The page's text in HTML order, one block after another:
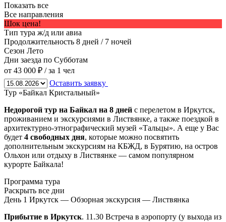
Показать все
Все направления
Шок цена!
Тип тура ж/д или авиа
Продолжительность 8 дней / 7 ночей
Сезон Лето
Дни заезда по Субботам
от 43 000 ₽ / за 1 чел
Оставить заявку
Тур «Байкал Кристальный»
Недорогой тур на Байкал на 8 дней с перелетом в Иркутск,
проживанием и экскурсиями в Листвянке, а также поездкой в
архитектурно-этнографический музей «Тальцы». А еще у Вас
будет 4 свободных дня, которые можно посвятить
дополнительным экскурсиям на КБЖД, в Бурятию, на остров
Ольхон или отдыху в Листвянке — самом популярном
курорте Байкала!
Программа тура
Раскрыть все дни
День 1 Иркутск — Обзорная экскурсия — Листвянка
Прибытие в Иркутск. 11.30 Встреча в аэропорту (у выхода из